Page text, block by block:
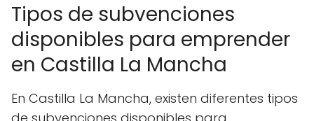
Tipos de subvenciones
disponibles para emprender
en Castilla La Mancha
En Castilla La Mancha, existen diferentes tipos